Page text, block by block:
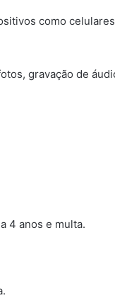
como
gravação de
4 anos e multa.